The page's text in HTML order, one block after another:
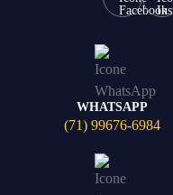
WHATSAPP
(71) 99676-6984